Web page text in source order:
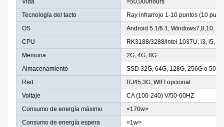
Vida
>50,000hours
Tecnología del tacto
Ray infrarrojo 1-10 puntos (10
OS
Android 5.1/6.1, Windows7,8,10,
CPU
RK3188/3288/intel 1037U, i3, i5, i7
Memoria
2G, 4G, 8G
Almacenamiento
SSD 32G, 64G, 128G, 256G o
Red
RJ45,3G, WIFI opcional
Voltaje
CA (100-240) V/50-60HZ
Consumo de energía máximo
<170w>
Consumo de energía espera
<1w>